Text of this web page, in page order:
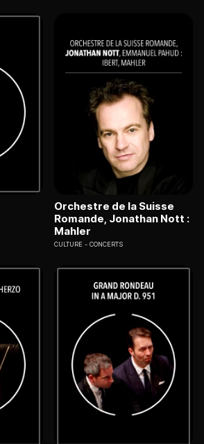
Orchestre de la Suisse
Romande, Jonathan Nott :
Mahler
CULTURE CONCERTS